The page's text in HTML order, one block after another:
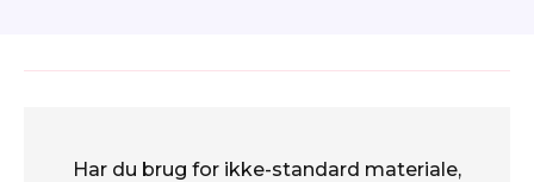
Har du brug for ikke-standard materiale,